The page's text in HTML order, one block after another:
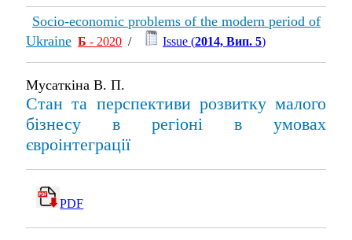
Socio-economic problems of the modern period of
Ukraine Б - 2020 / Issue (2014, Вип. 5)
Мусаткіна В. П.
Стан та перспективи розвитку малого
бізнесу в регіоні в умовах
євроінтеграції
PDF